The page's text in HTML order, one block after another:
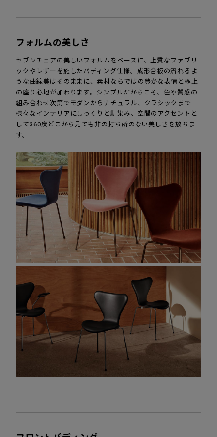
フォルムの美しさ
セブンチェアの美しいフォルムをベースに、上質なファブリ
ックやレザーを施したパディング仕様。成形合板の流れるよ
うな曲線美はそのままに、素材ならではの豊かな表情と極上
の座り心地が加わります。シンプルだからこそ、色や質感の
組み合わせ次第でモダンからナチュラル、クラシックまで
様々なインテリアにしっくりと馴染み、空間のアクセントと
して360度どこから見ても非の打ち所のない美しさを放ちま
す。